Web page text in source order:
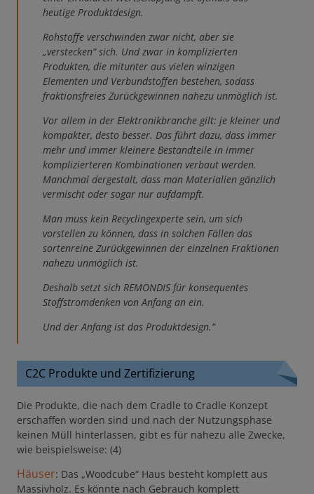
heutige Produktdesign.
Rohstoffe verschwinden zwar nicht, aber sie
„verstecken“ sich. Und zwar in komplizierten
Produkten, die mitunter aus vielen winzigen
Elementen und Verbundstoffen bestehen, sodass
fraktionsfreies Zurückgewinnen nahezu unmöglich ist.
Vor allem in der Elektronikbranche gilt: je kleiner und
kompakter, desto besser. Das führt dazu, dass immer
mehr und immer kleinere Bestandteile in immer
komplizierteren Kombinationen verbaut werden.
Manchmal dergestalt, dass man Materialien gänzlich
vermischt oder sogar nur aufdampft.
Man muss kein Recyclingexperte sein, um sich
vorstellen zu können, dass in solchen Fällen das
sortenreine Zurückgewinnen der einzelnen Fraktionen
nahezu unmöglich ist.
Deshalb setzt sich REMONDIS für konsequentes
Stoffstromdenken von Anfang an ein.
Und der Anfang ist das Produktdesign.“
C2C Produkte und Zertifizierung
Die Produkte, die nach dem Cradle to Cradle Konzept
erschaffen worden sind und nach der Nutzungsphase
keinen Müll hinterlassen, gibt es für nahezu alle Zwecke,
wie beispielsweise: (4)
Häuser: Das „Woodcube“ Haus besteht komplett aus
Massivholz. Es könnte nach Gebrauch komplett